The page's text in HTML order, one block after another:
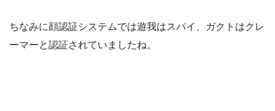
ちなみに顔認証システムでは遊我はスパイ、ガクトはクレ
ーマーと認証されていましたね。